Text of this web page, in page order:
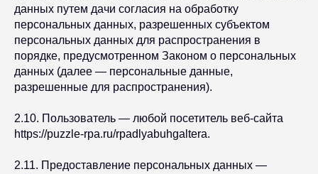
данных путем дачи согласия на обработку
персональных данных, разрешенных субъектом
персональных данных для распространения в
порядке, предусмотренном Законом о персональных
данных (далее — персональные данные,
разрешенные для распространения).
2.10. Пользователь — любой посетитель веб-сайта
https://puzzle-rpa.ru/rpadlyabuhgaltera.
2.11. Предоставление персональных данных —